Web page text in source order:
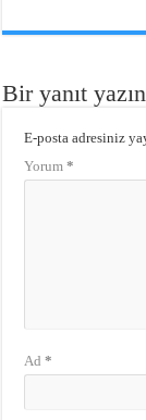
Bir yanıt yazın
E-posta adresiniz
Yorum*
Ad*